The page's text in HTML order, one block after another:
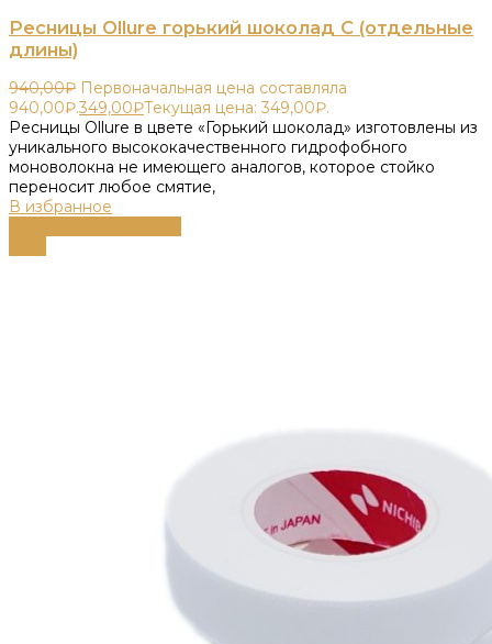
Ресницы Ollure горький шоколад C (отдельные
длины)
940,00₽ Первоначальная цена составляла
940,00₽.349,00₽Текущая цена: 349,00₽.
Ресницы Ollure в цвете «Горький шоколад» изготовлены из
уникального высококачественного гидрофобного
моноволокна не имеющего аналогов, которое стойко
переносит любое смятие,
В избранное